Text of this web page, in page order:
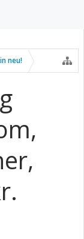
neu!